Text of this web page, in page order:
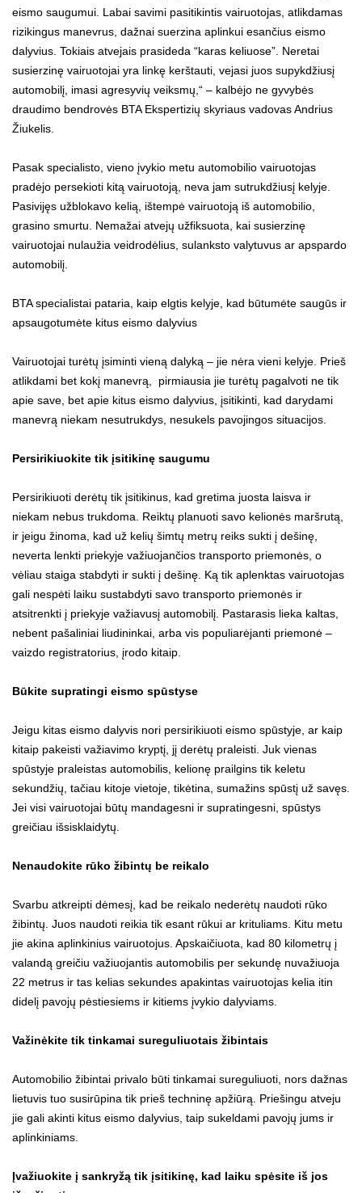
eismo saugumui. Labai savimi pasitikintis vairuotojas, atlikdamas
rizikingus manevrus, dažnai suerzina aplinkui esančius eismo
dalyvius. Tokiais atvejais prasideda “karas keliuose”. Neretai
susierzinę vairuotojai yra linkę kerštauti, vejasi juos supykdžiusį
automobilį, imasi agresyvių veiksmų,“ – kalbėjo ne gyvybės
draudimo bendrovės BTA Ekspertizių skyriaus vadovas Andrius
Žiukelis.
Pasak specialisto, vieno įvykio metu automobilio vairuotojas
pradėjo persekioti kitą vairuotoją, neva jam sutrukdžiusį kelyje.
Pasivijęs užblokavo kelią, ištempė vairuotoją iš automobilio,
grasino smurtu. Nemažai atvejų užfiksuota, kai susierzinę
vairuotojai nulaužia veidrodėlius, sulanksto valytuvus ar apspardo
automobilį.
BTA specialistai pataria, kaip elgtis kelyje, kad būtumėte saugūs ir
apsaugotumėte kitus eismo dalyvius
Vairuotojai turėtų įsiminti vieną dalyką – jie nėra vieni kelyje. Prieš
atlikdami bet kokį manevrą, pirmiausia jie turėtų pagalvoti ne tik
apie save, bet apie kitus eismo dalyvius, įsitikinti, kad darydami
manevrą niekam nesutrukdys, nesukels pavojingos situacijos.
Persirikiuokite tik įsitikinę saugumu
Persirikiuoti derėtų tik įsitikinus, kad gretima juosta laisva ir
niekam nebus trukdoma. Reiktų planuoti savo kelionės maršrutą,
ir jeigu žinoma, kad už kelių šimtų metrų reiks sukti į dešinę,
neverta lenkti priekyje važiuojančios transporto priemonės, o
vėliau staiga stabdyti ir sukti į dešinę. Ką tik aplenktas vairuotojas
gali nespėti laiku sustabdyti savo transporto priemonės ir
atsitrenkti į priekyje važiavusį automobilį. Pastarasis lieka kaltas,
nebent pašaliniai liudininkai, arba vis populiarėjanti priemonė –
vaizdo registratorius, įrodo kitaip.
Būkite supratingi eismo spūstyse
Jeigu kitas eismo dalyvis nori persirikiuoti eismo spūstyje, ar kaip
kitaip pakeisti važiavimo kryptį, jį derėtų praleisti. Juk vienas
spūstyje praleistas automobilis, kelionę prailgins tik keletu
sekundžių, tačiau kitoje vietoje, tikėtina, sumažins spūstį už savęs.
Jei visi vairuotojai būtų mandagesni ir supratingesni, spūstys
greičiau išsisklaidytų.
Nenaudokite rūko žibintų be reikalo
Svarbu atkreipti dėmesį, kad be reikalo nederėtų naudoti rūko
žibintų. Juos naudoti reikia tik esant rūkui ar krituliams. Kitu metu
jie akina aplinkinius vairuotojus. Apskaičiuota, kad 80 kilometrų į
valandą greičiu važiuojantis automobilis per sekundę nuvažiuoja
22 metrus ir tas kelias sekundes apakintas vairuotojas kelia itin
didelį pavojų pėstiesiems ir kitiems įvykio dalyviams.
Važinėkite tik tinkamai sureguliuotais žibintais
Automobilio žibintai privalo būti tinkamai sureguliuoti, nors dažnas
lietuvis tuo susirūpina tik prieš techninę apžiūrą. Priešingu atveju
jie gali akinti kitus eismo dalyvius, taip sukeldami pavojų jums ir
aplinkiniams.
Įvažiuokite į sankryžą tik įsitikinę, kad laiku spėsite iš jos